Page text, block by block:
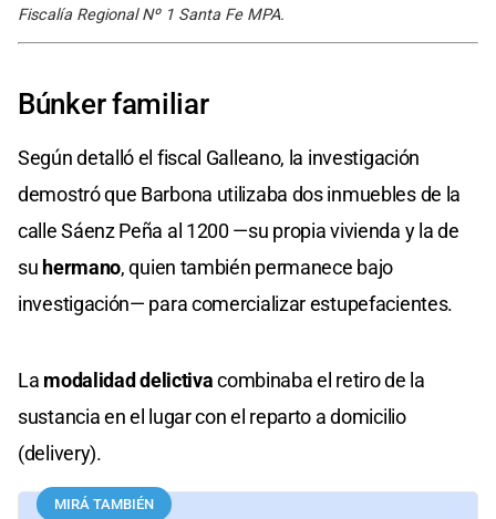
Fiscalía Regional Nº 1 Santa Fe MPA.
Búnker familiar
Según detalló el fiscal Galleano, la investigación
demostró que Barbona utilizaba dos inmuebles de la
calle Sáenz Peña al 1200 —su propia vivienda y la de
su hermano, quien también permanece bajo
investigación— para comercializar estupefacientes.
La modalidad delictivacombinaba el retiro de la
sustancia en el lugar con el reparto a domicilio
(delivery).
MIRÁ TAMBIÉN